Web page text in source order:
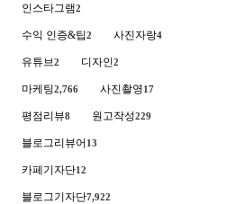
인스타그램2
수익 인증&팁2 사진자랑4
유튜브2 디자인2
마케팅2,766 사진촬영17
평점리뷰8 원고작성229
블로그리뷰어13
카페기자단12
블로그기자단7,922